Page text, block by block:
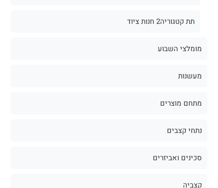
תת קטגוריה2 חנות ציוד
מומלצי השבוע
מעשנות
מתחם מוצרים
נתחי קצבים
סכינים ואביזרים
קצביה